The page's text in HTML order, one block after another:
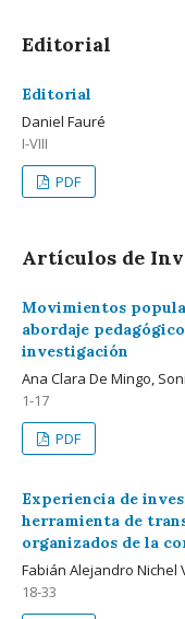
Editorial
Editorial
Daniel Fauré
I-VIII
PDF
Artículos de
Movimientos
abordaje
investigación
Ana Clara De Mingo,
1-17
PDF
Experiencia de
herramienta de
organizados de la
Fabián Alejandro Nichel
18-33